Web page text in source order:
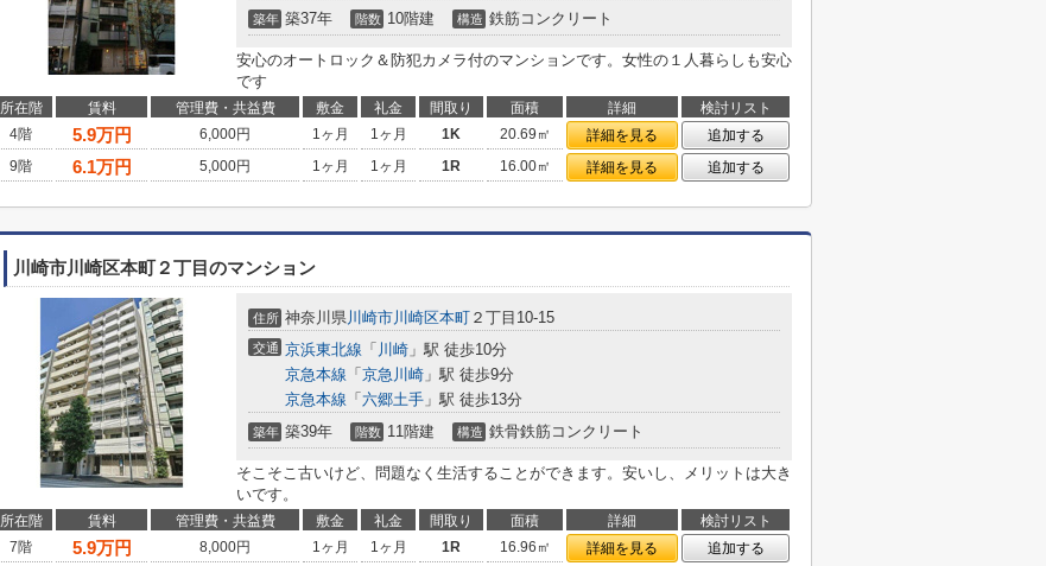
築年 築37年 階数 10階建 構造 鉄筋コンクリート
安心のオートロック＆防犯カメラ付のマンションです。女性の１人暮らしも安心
です
所在階 賃料 管理費・共益費 敷金 礼金 間取り 面積 詳細
検討リスト
4階
5.9万円 6,000円 1ヶ月 1ヶ月 1K 20.69㎡ 詳細を見る
追加する
9階
6.1万円 5,000円 1ヶ月 1ヶ月 1R 16.00㎡ 詳細を見る 追加する
川崎市川崎区本町２丁目のマンション
住所 神奈川県川崎市川崎区本町 ２丁目10-15
交通 京浜東北線 「 川崎 」駅 徒歩10分
京急本線 「 京急川崎 」駅 徒歩9分
京急本線 「 六郷土手 」駅 徒歩13分
築年 築39年 階数 11階建 構造 鉄骨鉄筋コンクリート
そこそこ古いけど、問題なく生活することができます。安いし、メリットは大き
いです。
所在階 賃料 管理費・共益費 敷金 礼金 間取り 面積 詳細
検討リスト
7階
5.9万円 8,000円 1ヶ月 1ヶ月 1R 16.96㎡ 詳細を見る 追加する